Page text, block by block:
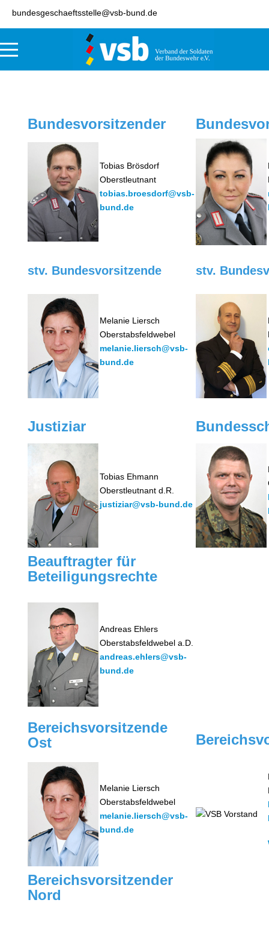
bundesgeschaeftsstelle@vsb-bund.de
Bundesvorsitzender
Tobias Brösdorf
Oberstleutnant
tobias.broesdorf@vsb-
bund.de
stv. Bundesvorsitzende stv.
Melanie Liersch
Oberstabsfeldwebel
melanie.liersch@vsb-
bund.de
Justiziar
Tobias Ehmann
Oberstleutnant d.R.
justiziar@vsb-bund.de
Beauftragter für
Beteiligungsrechte
Andreas Ehlers
Oberstabsfeldwebel a.D.
andreas.ehlers@vsb-
bund.de
Bereichsvorsitzende
Ost
Melanie Liersch
Oberstabsfeldwebel
melanie.liersch@vsb-
bund.de
Bereichsvorsitzender
Nord